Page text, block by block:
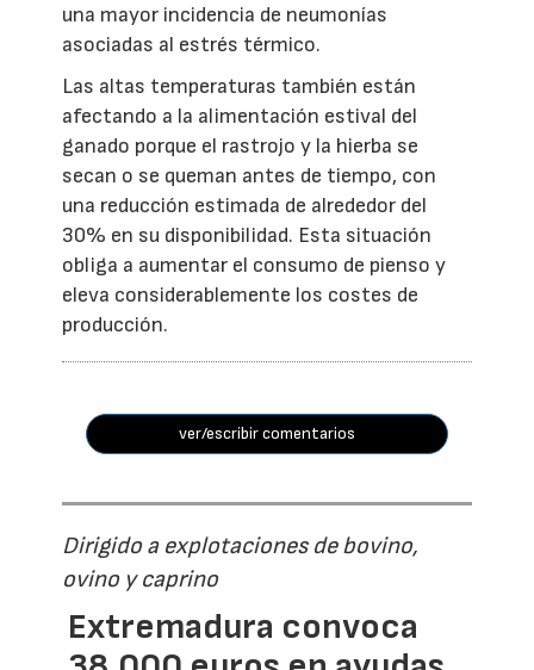
una mayor incidencia de neumonías
asociadas al estrés térmico.
Las altas temperaturas también están
afectando a la alimentación estival del
ganado porque el rastrojo y la hierba se
secan o se queman antes de tiempo, con
una reducción estimada de alrededor del
30% en su disponibilidad. Esta situación
obliga a aumentar el consumo de pienso y
eleva considerablemente los costes de
producción.
ver/escribir comentarios
Dirigido a explotaciones de bovino,
ovino y caprino
Extremadura convoca